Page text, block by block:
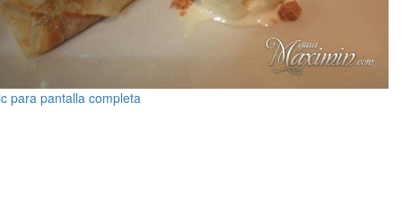
para pantalla completa